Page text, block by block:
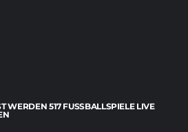
WERDEN 517 FUSSBALLSPIELE LIVE Ü